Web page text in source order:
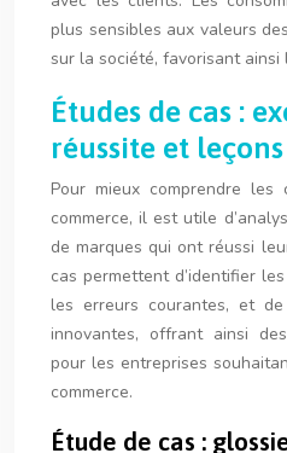
plus sensibles aux valeurs
sur la société, favorisant
Études de cas :
réussite et
Pour mieux comprendre
commerce, il est utile
de marques qui ont réussi
cas permettent d’identifier
les erreurs courantes, et de
innovantes, offrant ainsi
pour les entreprises
commerce.
Étude de cas :